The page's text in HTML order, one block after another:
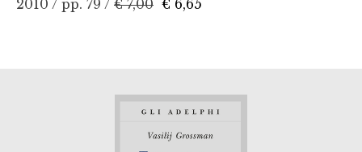
2010 / pp. 79 / € 7,00 € 6,65